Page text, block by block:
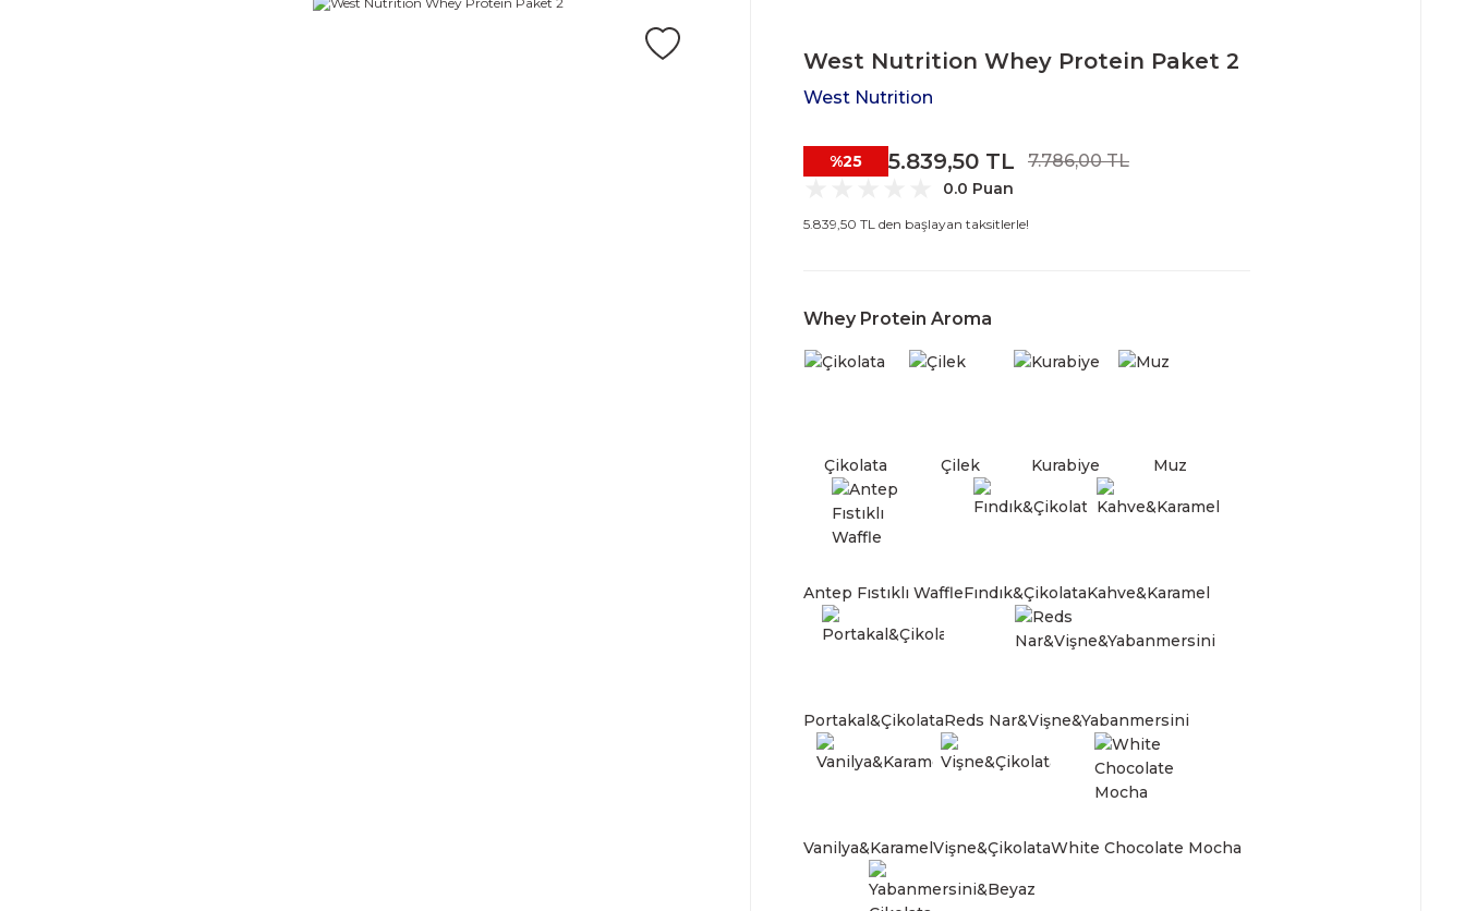
West Nutrition Whey Protein Paket 2
West Nutrition
%25 5.839,50 TL 7.786,00 TL
0.0 Puan
5.839,50 TL den başlayan taksitlerle!
Whey Protein Aroma